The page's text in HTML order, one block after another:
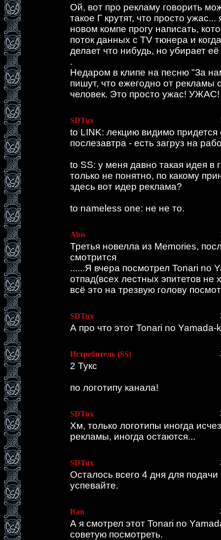
Ой, вот про рекламу говорить
такое Г крутят, что просто
новом компе прогу написать,
поток данных с TV тюнера и
делает что нибудь, но убирает
.
Недаром в клипе на песню "За
пишут, что ежегодно от рекламы
человек. Это просто ужас! УЖАС!
SDTux
to LINK: лекцию видимо придется
послезавтра - есть загруз на
to SS: у меня давно такая идея в
только не понятно, по какому
здесь вот идер реклама?
to nameless one: не не то.
Abis
Третья новелла из Memories,
смотрится
......Я вчера посмотрел Tonari no
отпад(всех лестных эпитетов не
всё это на трезвую голову
SDTux
А про что этот Tonari no Yamada-
Истребитель (SS)
2 Тукс
по логотипу канала!
SDTux
Хм, только логотипы иногда
рекламы, иногда остаются...
SDTux
Осталось всего 4 дня для подачи
успевайте.
Ran
А я смотрел этот Tonari no
советую посмотреть.